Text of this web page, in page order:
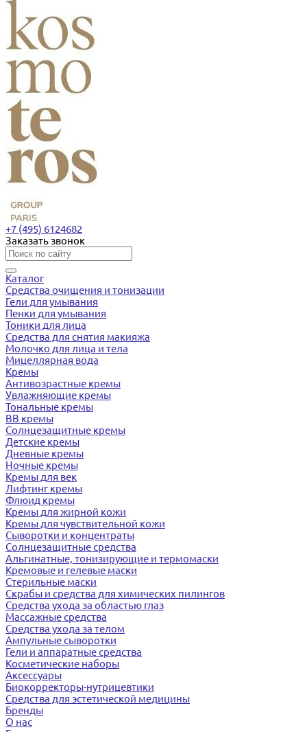
+7 (495) 6124682
Заказать звонок
Каталог
Средства очищения и тонизации
Гели для умывания
Пенки для умывания
Тоники для лица
Средства для снятия макияжа
Молочко для лица и тела
Мицеллярная вода
Кремы
Антивозрастные кремы
Увлажняющие кремы
Тональные кремы
BB кремы
Солнцезащитные кремы
Детские кремы
Дневные кремы
Ночные кремы
Кремы для век
Лифтинг кремы
Флюид кремы
Кремы для жирной кожи
Кремы для чувствительной кожи
Сыворотки и концентраты
Солнцезащитные средства
Альгинатные, тонизирующие и термомаски
Кремовые и гелевые маски
Стерильные маски
Скрабы и средства для химических пилингов
Средства ухода за областью глаз
Массажные средства
Средства ухода за телом
Ампульные сыворотки
Гели и аппаратные средства
Косметические наборы
Аксессуары
Биокорректоры-нутрицевтики
Средства для эстетической медицины
Бренды
О нас